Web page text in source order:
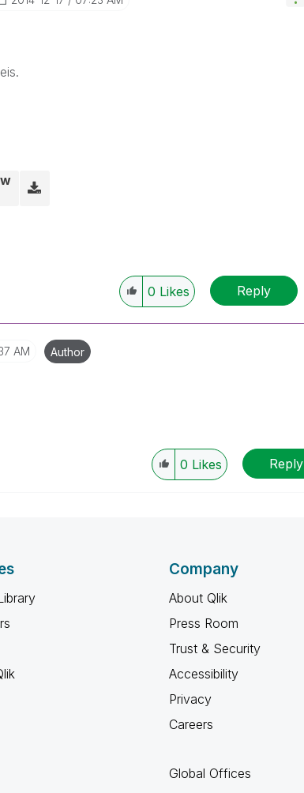
0 Likes Reply
AM Author
0 Likes Reply
Company
About Qlik
Press Room
Trust & Security
Accessibility
Privacy
Careers
Global Offices